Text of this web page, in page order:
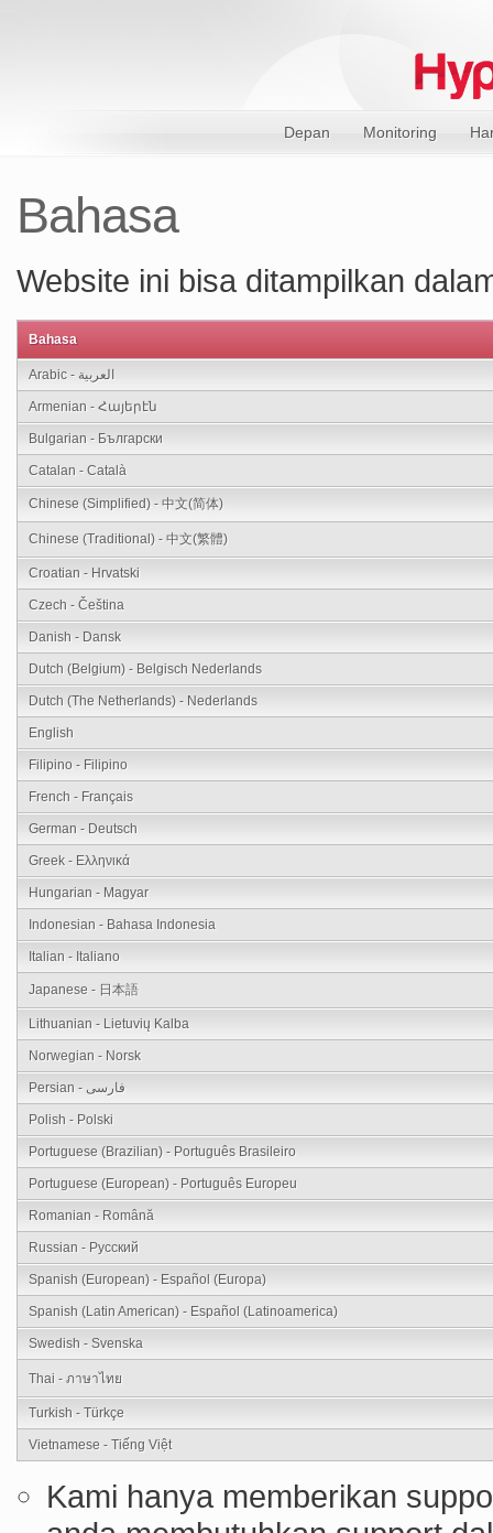
Depan Monitoring
Bahasa
Website ini bisa ditampilkan
Bahasa
Arabic - العربية
Armenian - Հայերէն
Bulgarian - Български
Catalan - Català
Chinese (Simplified) - 中文(简体)
Chinese (Traditional) - 中文(繁體)
Croatian - Hrvatski
Czech - Čeština
Danish - Dansk
Dutch (Belgium) - Belgisch Nederlands
Dutch (The Netherlands) - Nederlands
English
Filipino - Filipino
French - Français
German - Deutsch
Greek - Ελληνικά
Hungarian - Magyar
Indonesian - Bahasa Indonesia
Italian - Italiano
Japanese - 日本語
Lithuanian - Lietuvių Kalba
Norwegian - Norsk
Persian - فارسی
Polish - Polski
Portuguese (Brazilian) - Português Brasileiro
Portuguese (European) - Português Europeu
Romanian - Română
Russian - Русский
Spanish (European) - Español (Europa)
Spanish (Latin American) - Español (Latinoamerica)
Swedish - Svenska
Thai - ภาษาไทย
Turkish - Türkçe
Vietnamese - Tiếng Việt
Kami hanya memberikan